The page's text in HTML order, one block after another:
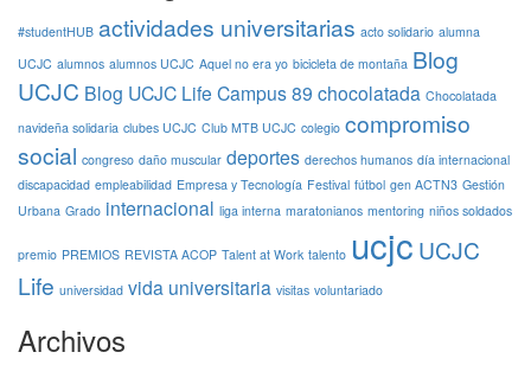
#studentHUB actividades universitarias acto solidario alumna
UCJC alumnos alumnos UCJC Aquel no era yo bicicleta de montaña Blog
UCJC Blog UCJC Life Campus 89 chocolatada Chocolatada
navideña solidaria clubes UCJC Club MTB UCJC colegio compromiso
social congreso daño muscular deportes derechos humanos día internacional
discapacidad empleabilidad Empresa y Tecnología Festival fútbol gen ACTN3 Gestión
Urbana Grado internacional liga interna maratonianos mentoring niños soldados
premio PREMIOS REVISTA ACOP Talent at Work talento ucjc UCJC
Life universidad vida universitaria visitas voluntariado
Archivos